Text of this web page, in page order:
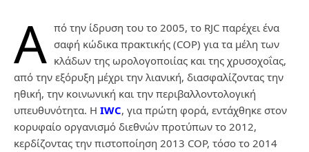
Α πό την ίδρυση του το 2005, το RJC παρέχει ένα
σαφή κώδικα πρακτικής (COP) για τα μέλη των
κλάδων της ωρολογοποιίας και της χρυσοχοΐας,
από την εξόρυξη μέχρι την λιανική, διασφαλίζοντας την
ηθική, την κοινωνική και την περιβαλλοντολογική
υπευθυνότητα. Η IWC, για πρώτη φορά, εντάχθηκε στον
κορυφαίο οργανισμό διεθνών προτύπων το 2012,
κερδίζοντας την πιστοποίηση 2013 COP, τόσο το 2014